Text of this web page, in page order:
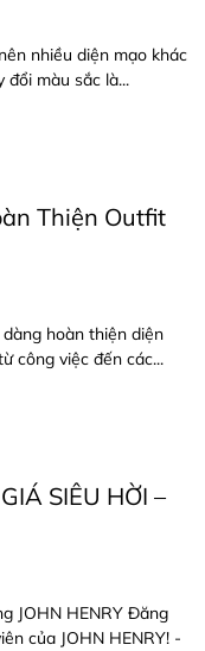
nhiều diện mạo khác
đổi màu sắc là...
Thiện Outfit
hoàn thiện diện
công việc đến các...
SIÊU HỜI –
JOHN HENRY Đăng
của JOHN HENRY! -